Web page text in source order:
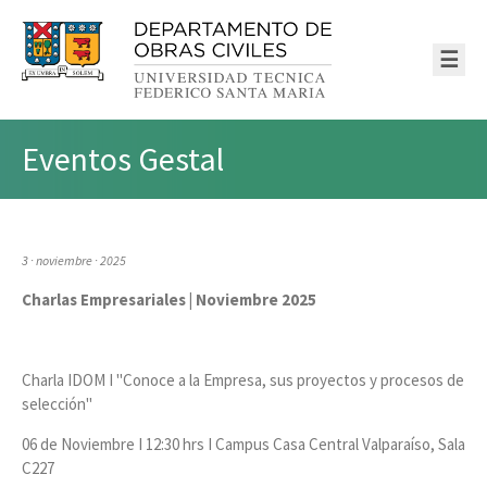
☰
Eventos Gestal
3 · noviembre · 2025
Charlas Empresariales | Noviembre 2025
Charla IDOM I "Conoce a la Empresa, sus proyectos y procesos de
selección"
06 de Noviembre I 12:30 hrs I Campus Casa Central Valparaíso, Sala
C227